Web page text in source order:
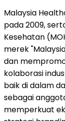
Malaysia
pada 2009,
Kesehatan
merek
dan
kolaborasi
baik di dalam
sebagai
memperkuat